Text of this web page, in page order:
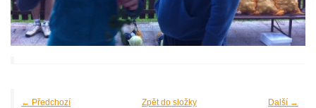
← Předchozí Další →
Zpět do složky